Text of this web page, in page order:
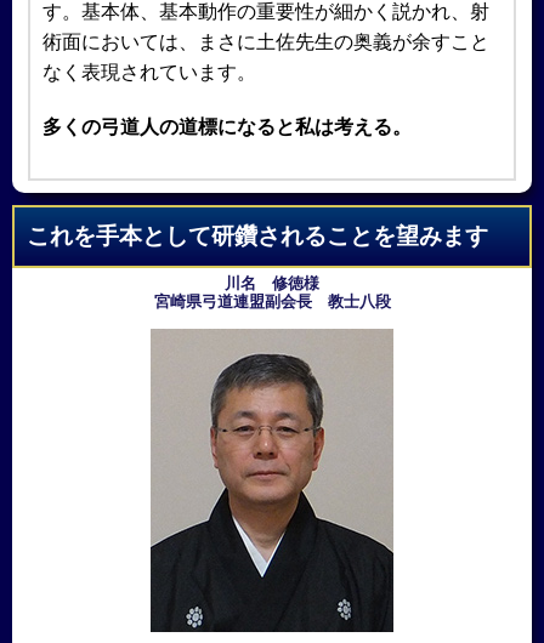
す。基本体、基本動作の重要性が細かく説かれ、射
術面においては、まさに土佐先生の奥義が余すこと
なく表現されています。
多くの弓道人の道標になると私は考える。
これを手本として研鑽されることを望みます
川名 修徳様
宮崎県弓道連盟副会長 教士八段